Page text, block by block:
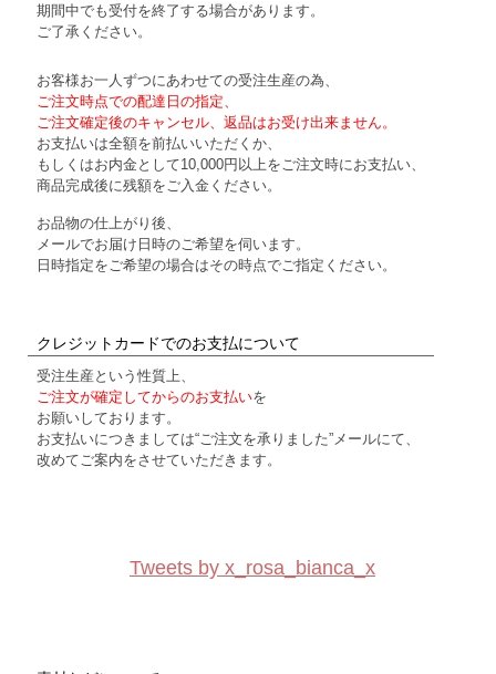
期間中でも受付を終了する場合があります。
ご了承ください。
お客様お一人ずつにあわせての受注生産の為、
ご注文時点での配達日の指定、
ご注文確定後のキャンセル、返品はお受け出来ません。
お支払いは全額を前払いいただくか、
もしくはお内金として10,000円以上をご注文時にお支払い、
商品完成後に残額をご入金ください。
お品物の仕上がり後、
メールでお届け日時のご希望を伺います。
日時指定をご希望の場合はその時点でご指定ください。
クレジットカードでのお支払について
受注生産という性質上、
ご注文が確定してからのお支払いを
お願いしております。
お支払いにつきましては“ご注文を承りました”メールにて、
改めてご案内をさせていただきます。
Tweets by x_rosa_bianca_x